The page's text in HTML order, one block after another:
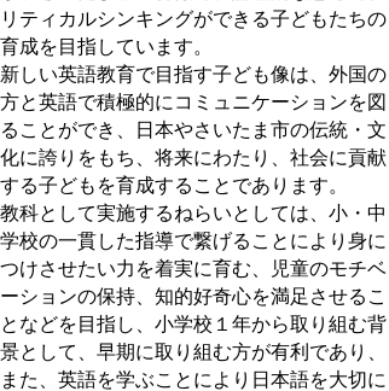
リティカルシンキングができる子どもたちの
育成を目指しています。
新しい英語教育で目指す子ども像は、外国の
方と英語で積極的にコミュニケーションを図
ることができ、日本やさいたま市の伝統・文
化に誇りをもち、将来にわたり、社会に貢献
する子どもを育成することであります。
教科として実施するねらいとしては、小・中
学校の一貫した指導で繋げることにより身に
つけさせたい力を着実に育む、児童のモチベ
ーションの保持、知的好奇心を満足させるこ
となどを目指し、小学校１年から取り組む背
景として、早期に取り組む方が有利であり、
また、英語を学ぶことにより日本語を大切に